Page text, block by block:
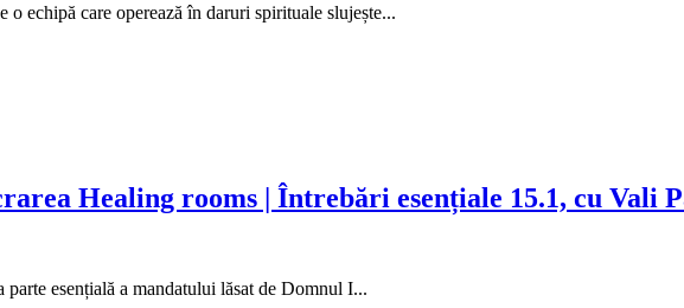
echipă care operează în daruri spirituale slujește...
Healing rooms | Întrebări esențiale 15.1, cu Vali
esențială a mandatului lăsat de Domnul I...